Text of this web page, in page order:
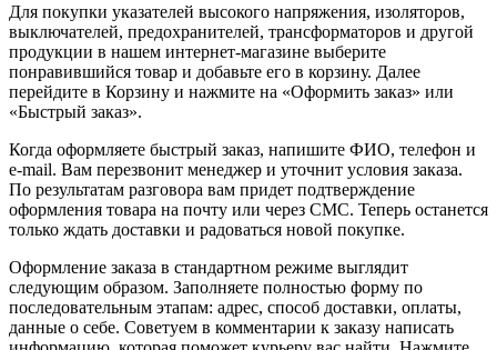
Для покупки указателей высокого напряжения, изоляторов,
выключателей, предохранителей, трансформаторов и другой
продукции в нашем интернет-магазине выберите
понравившийся товар и добавьте его в корзину. Далее
перейдите в Корзину и нажмите на «Оформить заказ» или
«Быстрый заказ».
Когда оформляете быстрый заказ, напишите ФИО, телефон и
e-mail. Вам перезвонит менеджер и уточнит условия заказа.
По результатам разговора вам придет подтверждение
оформления товара на почту или через СМС. Теперь останется
только ждать доставки и радоваться новой покупке.
Оформление заказа в стандартном режиме выглядит
следующим образом. Заполняете полностью форму по
последовательным этапам: адрес, способ доставки, оплаты,
данные о себе. Советуем в комментарии к заказу написать